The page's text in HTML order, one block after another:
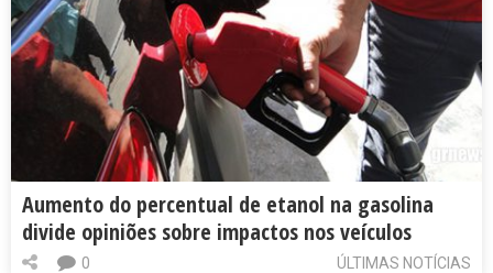
Aumento do percentual de etanol na gasolina
divide opiniões sobre impactos nos veículos
ÚLTIMAS NOTÍCIAS
0